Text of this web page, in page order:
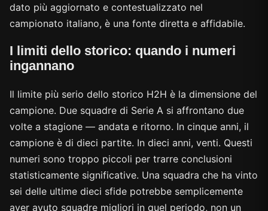
dato più aggiornato e contestualizzato nel
campionato italiano, è una fonte diretta e affidabile.
I limiti dello storico: quando i numeri
ingannano
Il limite più serio dello storico H2H è la dimensione del
campione. Due squadre di Serie A si affrontano due
volte a stagione — andata e ritorno. In cinque anni, il
campione è di dieci partite. In dieci anni, venti. Questi
numeri sono troppo piccoli per trarre conclusioni
statisticamente significative. Una squadra che ha vinto
sei delle ultime dieci sfide potrebbe semplicemente
aver avuto squadre migliori in quel periodo, non un